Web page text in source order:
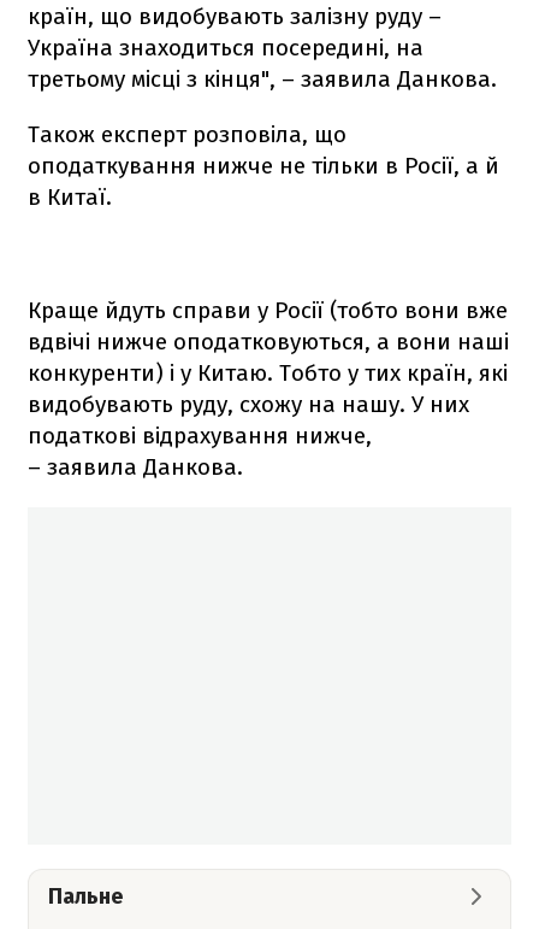
країн, що видобувають залізну руду –
Україна знаходиться посередині, на
третьому місці з кінця", – заявила Данкова.
Також експерт розповіла, що
оподаткування нижче не тільки в Росії, а й
в Китаї.
Краще йдуть справи у Росії (тобто вони вже
вдвічі нижче оподатковуються, а вони наші
конкуренти) і у Китаю. Тобто у тих країн, які
видобувають руду, схожу на нашу. У них
податкові відрахування нижче,
– заявила Данкова.
Пальне